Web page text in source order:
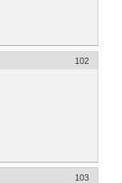
102
103